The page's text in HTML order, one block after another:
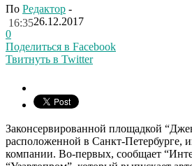
По Редактор -
26.12.2017
16:35
0
Поделиться в Facebook
Твитнуть в Twitter
Законсервированной площадкой
расположенной в Санкт-Петербурге,
компании. Во-первых, сообщает